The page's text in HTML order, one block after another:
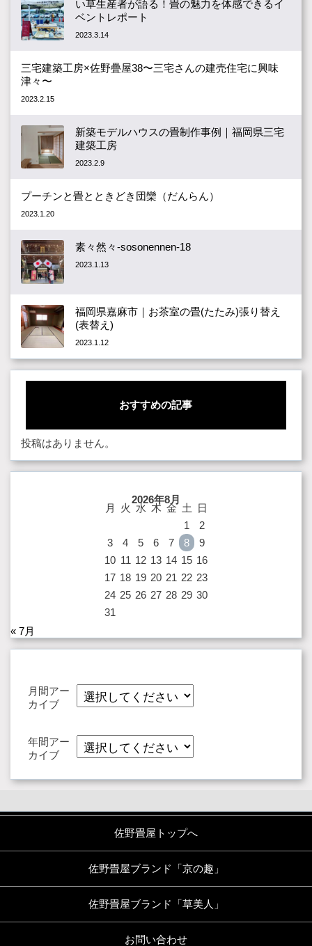
い草生産者が語る！畳の魅力を体感できるイ
ベントレポート
2023.3.14
三宅建築工房×佐野疊屋38〜三宅さんの建売住宅に興味
津々〜
2023.2.15
新築モデルハウスの畳制作事例｜福岡県三宅
建築工房
2023.2.9
プーチンと畳とときどき団欒（だんらん）
2023.1.20
素々然々-sosonennen-18
2023.1.13
福岡県嘉麻市｜お茶室の畳(たたみ)張り替え
(表替え)
2023.1.12
おすすめの記事
投稿はありません。
2026年8月
月 火 水 木 金 土
日
1
2
3
4 5 6 7 8
9
10 11 12 13 14 15 16
17 18 19 20 21 22 23
24 25 26 27 28 29 30
31
« 7月
月間アー
カイブ
年間アー
カイブ
佐野畳屋トップへ
佐野畳屋ブランド「京の趣」
佐野畳屋ブランド「草美人」
お問い合わせ